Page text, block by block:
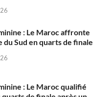
: Le Maroc affronte
du Sud en quarts de finale
: Le Maroc qualifié